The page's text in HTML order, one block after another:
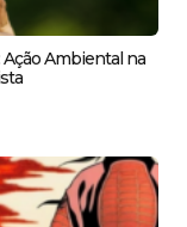
Ação Ambiental na